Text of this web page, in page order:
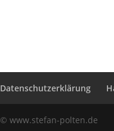
Datenschutzerklärung
© www.stefan-polten.de